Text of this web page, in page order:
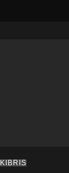
KIBRIS